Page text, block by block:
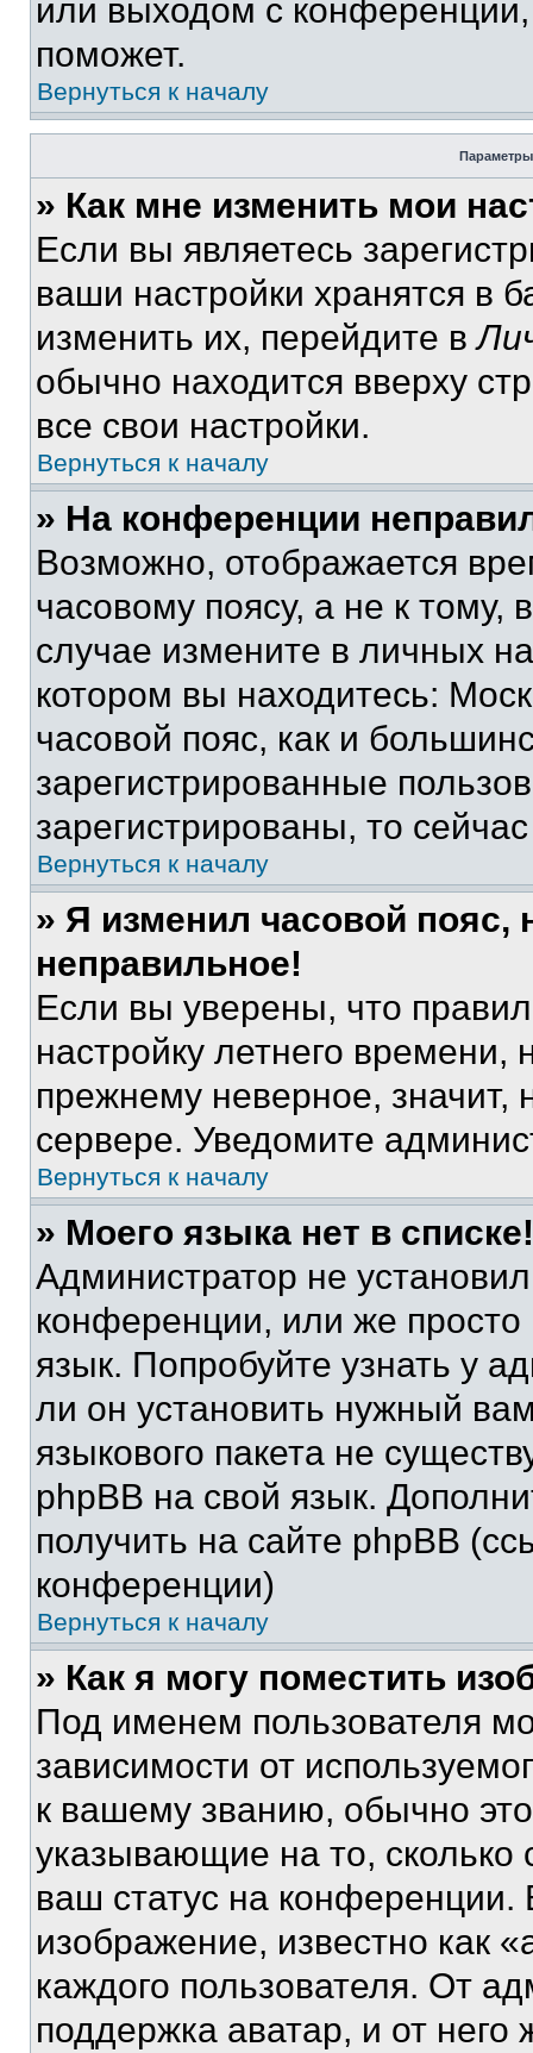
или выходом с
поможет.
Вернуться к началу
Параметры
» Как мне изменить мои
Если вы являетесь
ваши настройки хранятся в
изменить их, перейдите в
обычно находится вверху
все свои настройки.
Вернуться к началу
» На конференции
Возможно, отображается
часовому поясу, а не к тому,
случае измените в личных
котором вы находитесь:
часовой пояс, как и
зарегистрированные
зарегистрированы, то
Вернуться к началу
» Я изменил часовой пояс,
неправильное!
Если вы уверены, что
настройку летнего
прежнему неверное, значит,
сервере. Уведомите
Вернуться к началу
» Моего языка нет в списке!
Администратор не
конференции, или же
язык. Попробуйте узнать у
ли он установить нужный
языкового пакета не
phpBB на свой язык.
получить на сайте phpBB
конференции)
Вернуться к началу
» Как я могу поместить
Под именем пользователя
зависимости от
к вашему званию, обычно это
указывающие на то,
ваш статус на
изображение, известно как
каждого пользователя. От
поддержка аватар, и от него